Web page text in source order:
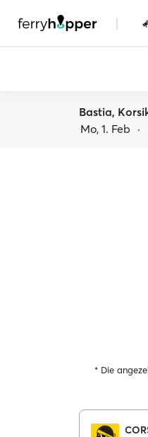
|
Bastia,
Mo, 1. Feb ·
* Die